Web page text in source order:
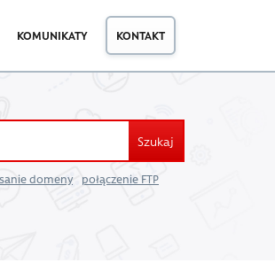
KOMUNIKATY KONTAKT
Szukaj
domeny
połączenie FTP